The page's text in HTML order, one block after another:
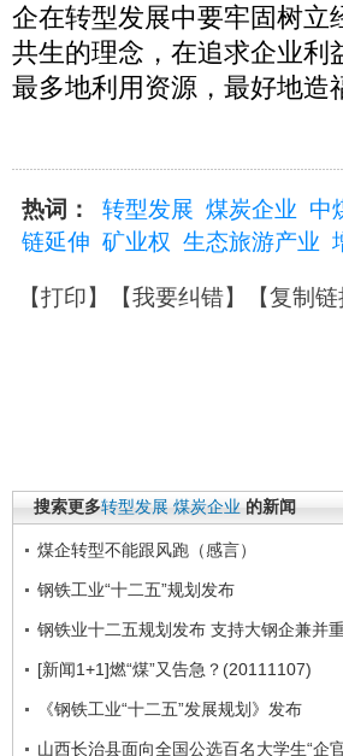
企在转型发展中要牢固树立
共生的理念，在追求企业利
最多地利用资源，最好地造
热词： 转型发展 煤炭企业 中
链延伸 矿业权 生态旅游产业
【打印】【我要纠错】【复制链
搜索更多转型发展 煤炭企业 的新闻
煤企转型不能跟风跑（感言）
钢铁工业“十二五”规划发布
钢铁业十二五规划发布 支持大钢企兼并
[新闻1+1]燃“煤”又告急？(20111107)
《钢铁工业“十二五”发展规划》发布
山西长治县面向全国公选百名大学生“企